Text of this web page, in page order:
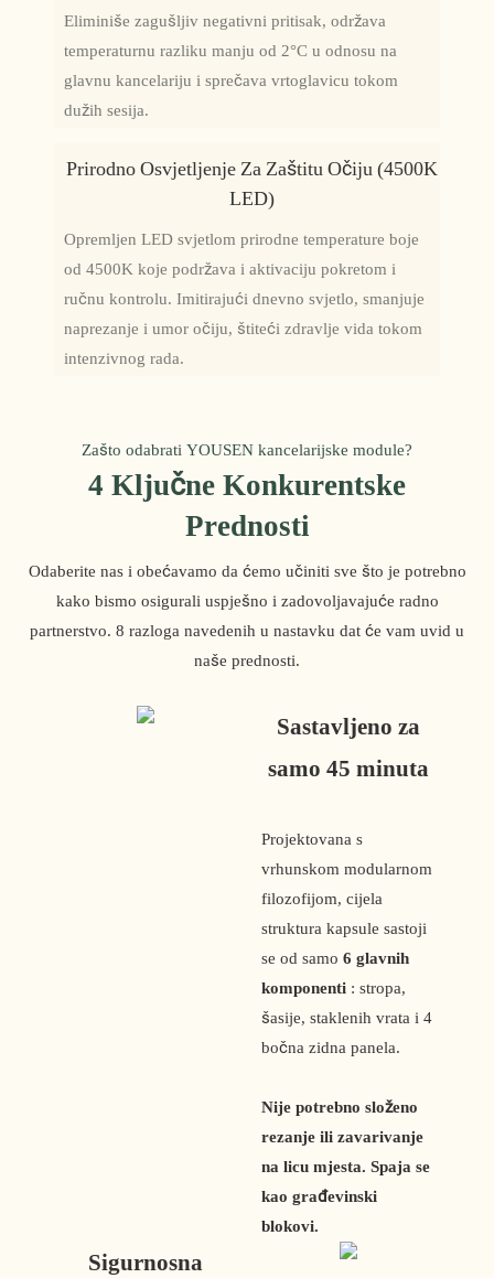
Eliminiše zagušljiv negativni pritisak, održava
temperaturnu razliku manju od 2°C u odnosu na
glavnu kancelariju i sprečava vrtoglavicu tokom
dužih sesija.
Prirodno Osvjetljenje Za Zaštitu Očiju (4500K
LED)
Opremljen LED svjetlom prirodne temperature boje
od 4500K koje podržava i aktivaciju pokretom i
ručnu kontrolu. Imitirajući dnevno svjetlo, smanjuje
naprezanje i umor očiju, štiteći zdravlje vida tokom
intenzivnog rada.
Zašto odabrati YOUSEN kancelarijske module?
4 Ključne Konkurentske
Prednosti
Odaberite nas i obećavamo da ćemo učiniti sve što je potrebno
kako bismo osigurali uspješno i zadovoljavajuće radno
partnerstvo. 8 razloga navedenih u nastavku dat će vam uvid u
naše prednosti.
Sastavljeno za
samo 45 minuta
Projektovana s
vrhunskom modularnom
filozofijom, cijela
struktura kapsule sastoji
se od samo6 glavnih
komponenti : stropa,
šasije, staklenih vrata i 4
bočna zidna panela.
Nije potrebno složeno
rezanje ili zavarivanje
na licu mjesta. Spaja se
kao građevinski
blokovi.
Sigurnosna